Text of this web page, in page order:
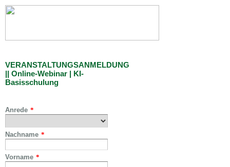
VERANSTALTUNGSANMELDUNG
|| Online-Webinar | KI-
Basisschulung
Anrede *
Nachname *
Vorname *